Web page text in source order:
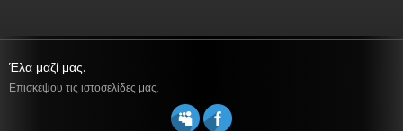
Έλα μαζί μας.
Επισκέψου τις ιστοσελίδες μας.